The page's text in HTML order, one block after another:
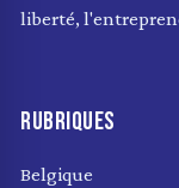
liberté,
RUBRIQUES
Belgique